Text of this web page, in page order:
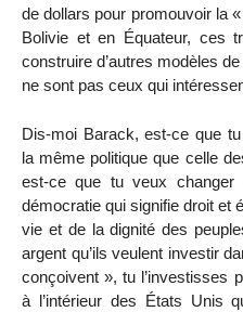
de dollars pour promouvoir la
Bolivie et en Équateur, ces
construire d’autres modèles
ne sont pas ceux qui
Dis-moi Barack, est-ce que
la même politique que celle
est-ce que tu veux changer
démocratie qui signifie droit et
vie et de la dignité des
argent qu’ils veulent investir
conçoivent », tu l’investisses
à l’intérieur des États Unis